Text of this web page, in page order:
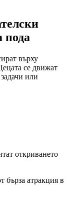
пода
върху
се движат
или
откриването
бърза атракция в